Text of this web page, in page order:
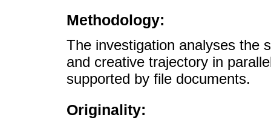
Methodology:
The investigation analyses the
and creative trajectory in
supported by file documents.
Originality: